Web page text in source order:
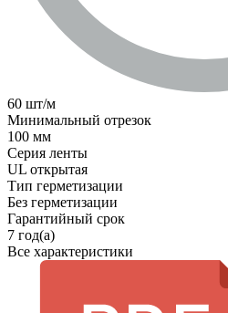
60 шт/м
Минимальный отрезок
100 мм
Серия ленты
UL открытая
Тип герметизации
Без герметизации
Гарантийный срок
7 год(а)
Все характеристики